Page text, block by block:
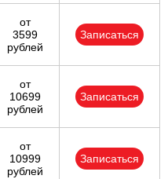
от
3599
рублей
Записаться
от
10699
рублей
Записаться
от
10999
рублей
Записаться